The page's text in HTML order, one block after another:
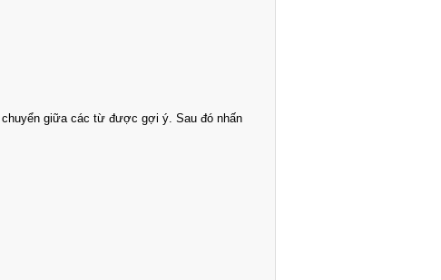
chuyển giữa các từ được gợi ý. Sau đó nhấn